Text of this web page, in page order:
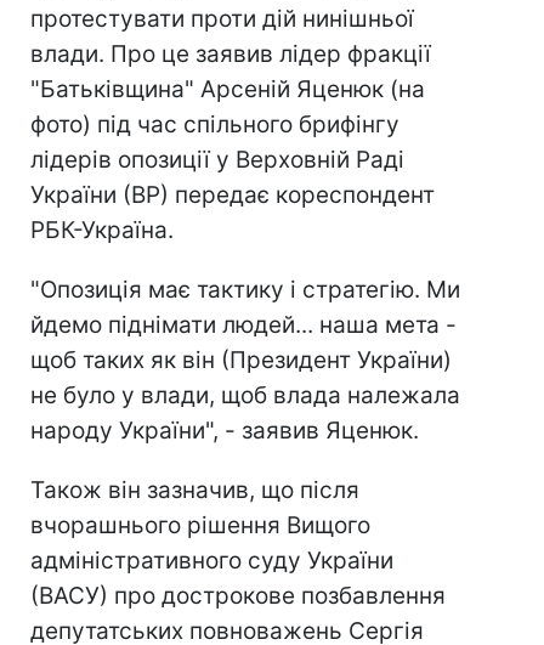
протестувати проти дій нинішньої
влади. Про це заявив лідер фракції
"Батьківщина" Арсеній Яценюк (на
фото) під час спільного брифінгу
лідерів опозиції у Верховній Раді
України (ВР) передає кореспондент
РБК-Україна.
"Опозиція має тактику і стратегію. Ми
йдемо піднімати людей... наша мета -
щоб таких як він (Президент України)
не було у влади, щоб влада належала
народу України", - заявив Яценюк.
Також він зазначив, що після
вчорашнього рішення Вищого
адміністративного суду України
(ВАСУ) про дострокове позбавлення
депутатських повноважень Сергія